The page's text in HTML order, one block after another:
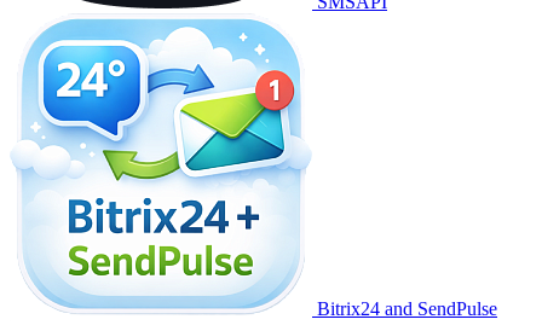
Bitrix24 and SendPulse